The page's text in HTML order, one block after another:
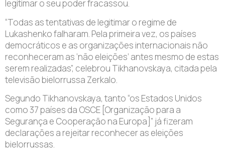
legitimar o seu poder fracassou.
“Todas as tentativas de legitimar o regime de
Lukashenko falharam. Pela primeira vez, os países
democráticos e as organizações internacionais não
reconheceram as ‘não eleições’ antes mesmo de estas
serem realizadas”, celebrou Tikhanovskaya, citada pela
televisão bielorrussa Zerkalo.
Segundo Tikhanovskaya, tanto “os Estados Unidos
como 37 países da OSCE [Organização para a
Segurança e Cooperação na Europa]” já fizeram
declarações a rejeitar reconhecer as eleições
bielorrussas.